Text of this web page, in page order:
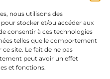
nous utilisons des
stocker et/ou accéder aux
consentir à ces technologies
telles que le comportement
site. Le fait de ne pas
peut avoir un effet
et fonctions.
d’Or